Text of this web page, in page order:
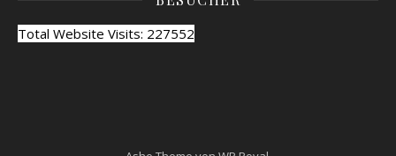
Total Website Visits: 227552